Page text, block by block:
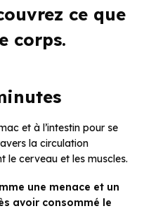
ce que
corps.
et à l’intestin pour se
la circulation
le cerveau et les muscles.
une menace et un
avoir consommé le